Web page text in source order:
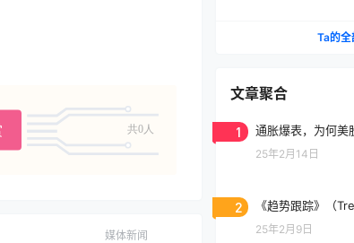
共0人
媒体新闻
Ta的全
文章聚合
1 通胀爆表，为何美
25年2月14日
2 《趋势跟踪》（
25年2月9日